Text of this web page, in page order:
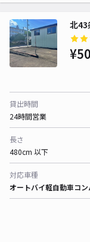
北
貸出時間
24時間営業
長さ
480cm 以下
対応車種
オートバイ軽自動車コ